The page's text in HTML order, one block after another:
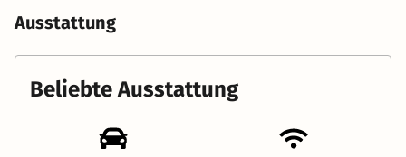
Ausstattung
Beliebte Ausstattung